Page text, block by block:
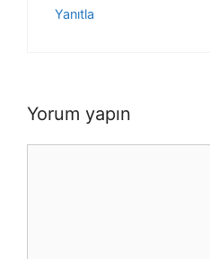
Yanıtla
Yorum yapın